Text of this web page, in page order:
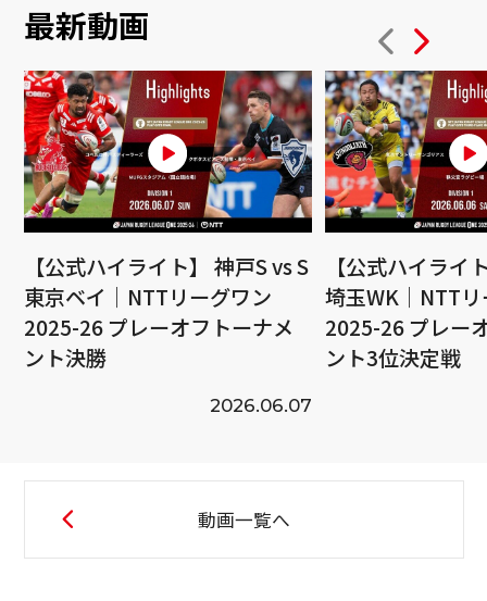
最新動画
【公式ハイライト】 神戸S vs S
東京ベイ｜NTTリーグワン
2025-26 プレーオフトーナメ
ント決勝
2026.06.07
【公式ハイライ
埼玉WK｜NTT
2025-26 プレー
ント3位決定戦
動画一覧へ